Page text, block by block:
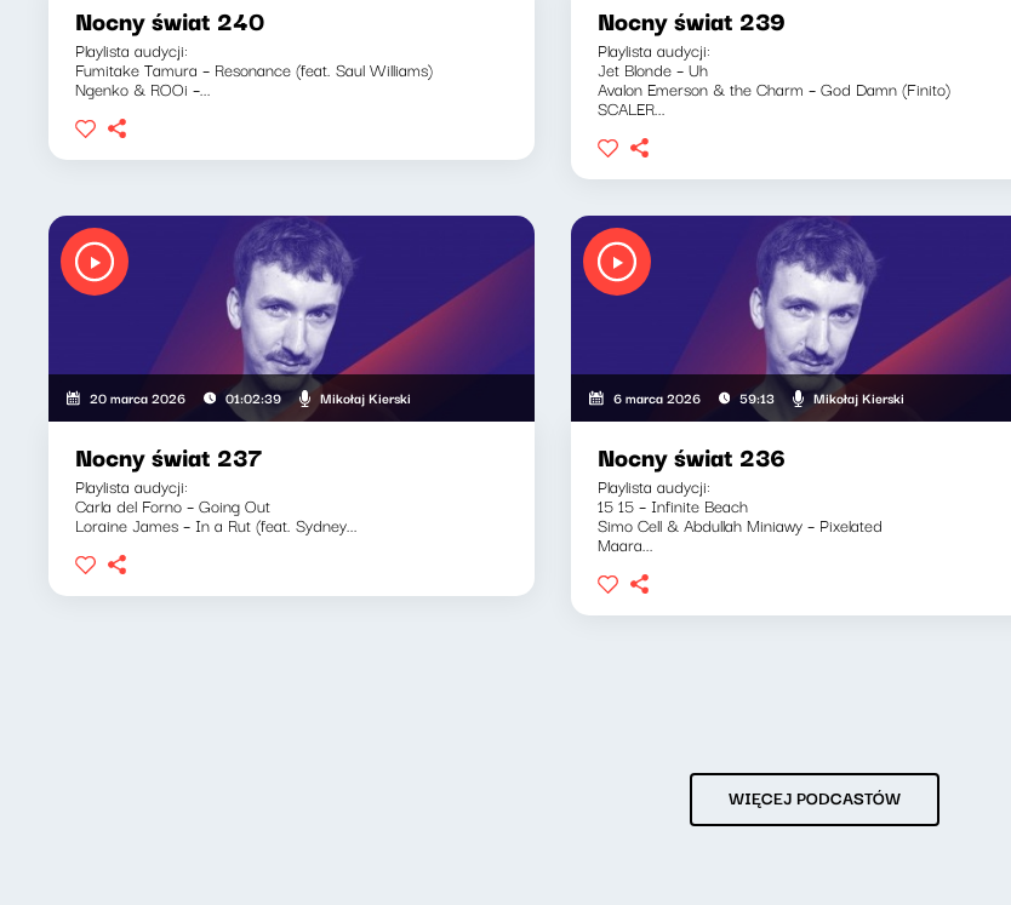
Nocny świat 240
Playlista audycji:
Fumitake Tamura – Resonance (feat. Saul Williams)
Ngenko & ROOi –...
Nocny świat 239
Playlista audycji:
Jet Blonde – Uh
Avalon Emerson & the Charm – God Damn (Finito)
SCALER...
20 marca 2026 01:02:39 Mikołaj Kierski
Nocny świat 237
Playlista audycji:
Carla del Forno – Going Out
Loraine James – In a Rut (feat. Sydney...
6 marca 2026 59:13 Mikołaj Kierski
Nocny świat 236
Playlista audycji:
15 15 – Infinite Beach
Simo Cell & Abdullah Miniawy – Pixelated
Maara...
WIĘCEJ PODCASTÓW